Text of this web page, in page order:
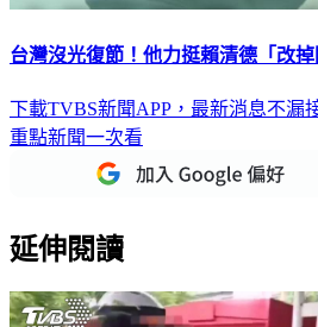
台灣沒光復節！他力挺賴清德「改
下載TVBS新聞APP，最新消息不漏
重點新聞一次看
延伸閱讀